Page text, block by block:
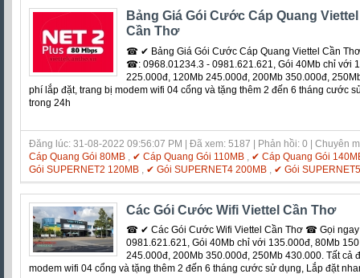
Bảng Giá Gói Cước Cáp Quang
Cần Thơ
☎ ✔ Bảng Giá Gói Cước Cáp Quang Viettel Cần
☎: 0968.01234.3 - 0981.621.621, Gói 40Mb chỉ với
225.000đ, 120Mb 245.000đ, 200Mb 350.000đ,
phí lắp đặt, trang bị modem wifi 04 cổng và tặng thêm 2 đến 6 tháng cước
trong 24h
Đăng lúc: 31-08-2022 09:56:07 PM | Đã xem: 5187 | Phản hồi: 0 | Chuyên
Cáp Quang Gói 80MB
✔ Cáp Quang Gói 110MB
✔ Cáp Quang Gói
Gói SUPERNET2 120MB
✔ Gói SUPERNET4 200MB ✔ Gói
Các Gói Cước Wifi Viettel Cần Thơ
☎ ✔ Các Gói Cước Wifi Viettel Cần Thơ ☎ Gọi
0981.621.621, Gói 40Mb chỉ với 135.000đ, 80Mb
245.000đ, 200Mb 350.000đ, 250Mb 430.000. Tất cả
modem wifi 04 cổng và tặng thêm 2 đến 6 tháng cước sử dụng, Lắp đặt